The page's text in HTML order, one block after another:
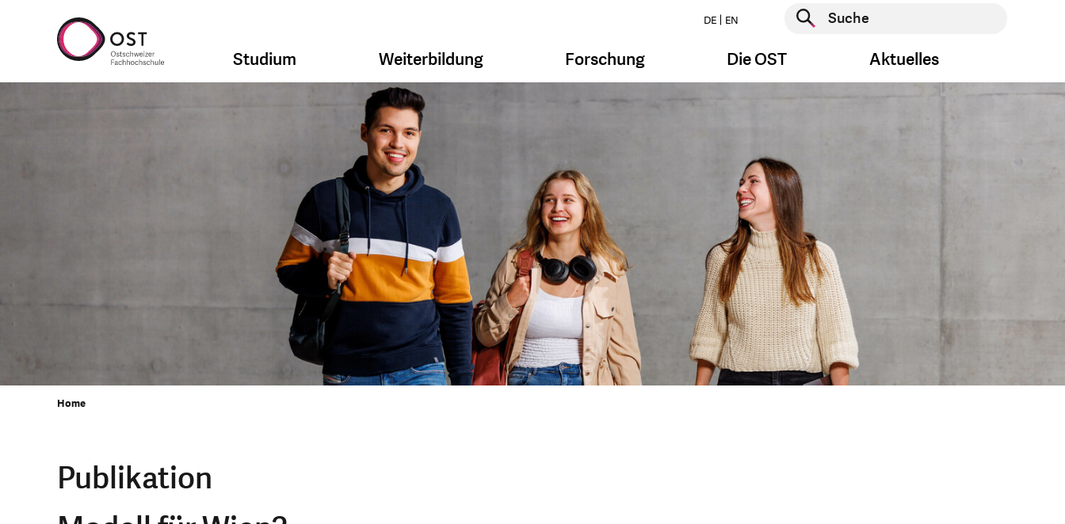
DE EN
Suche starten
Studium Weiterbildung Forschung Die OST Aktuelles
Home
Publikation